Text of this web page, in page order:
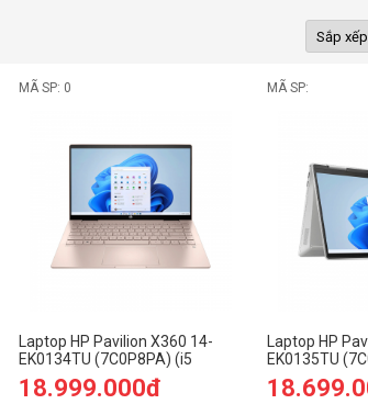
MÃ SP: 0
Laptop HP Pavilion X360 14-
EK0134TU (7C0P8PA) (i5
1235U/8GB RAM/512GB
SSD/14 FHD Cảm
18.999.000đ
MÃ SP:
Laptop HP
EK0135TU
1235U/8GB
SSD/14 FHD